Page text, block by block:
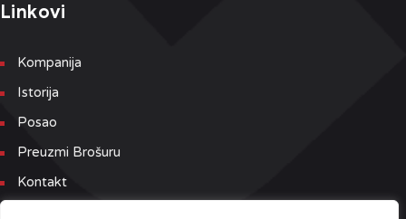
Linkovi
Kompanija
Istorija
Posao
Preuzmi Brošuru
Kontakt